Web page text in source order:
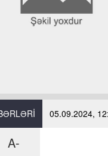
05.09.2024,
A-